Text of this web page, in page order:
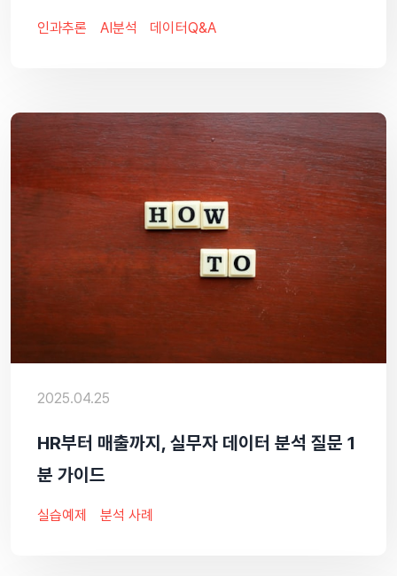
인과추론 AI분석 데이터Q&A
2025.04.25
HR부터 매출까지, 실무자 데이터 분석 질문 1
분 가이드
실습예제 분석 사례